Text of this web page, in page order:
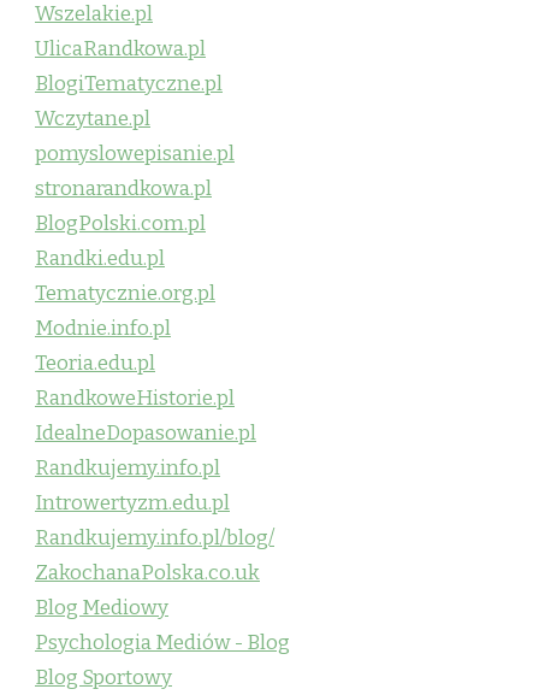
Wszelakie.pl
UlicaRandkowa.pl
BlogiTematyczne.pl
Wczytane.pl
pomyslowepisanie.pl
stronarandkowa.pl
BlogPolski.com.pl
Randki.edu.pl
Tematycznie.org.pl
Modnie.info.pl
Teoria.edu.pl
RandkoweHistorie.pl
IdealneDopasowanie.pl
Randkujemy.info.pl
Introwertyzm.edu.pl
Randkujemy.info.pl/blog/
ZakochanaPolska.co.uk
Blog Mediowy
Psychologia Mediów - Blog
Blog Sportowy